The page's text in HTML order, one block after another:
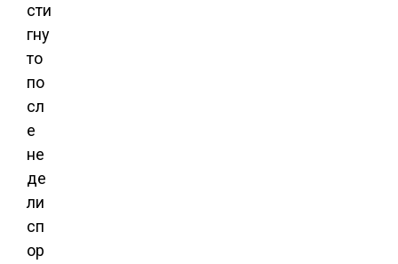
сти
гну
то
по
сл
е
не
де
ли
сп
ор